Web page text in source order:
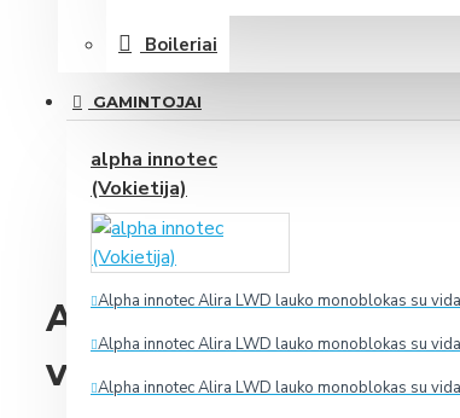
Boileriai
GAMINTOJAI
alpha innotec
(Vokietija)
Alpha innotec Alira LWD lauko monoblokas su
Alpha innotec Alira LWD lauko monoblokas su
Alpha innotec Alira LWD lauko monoblokas su
Aspen Pumps
vandeniui ECONOMY